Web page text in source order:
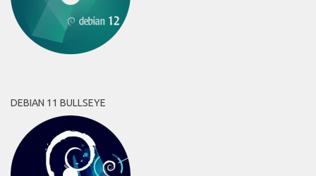
DEBIAN 11 BULLSEYE